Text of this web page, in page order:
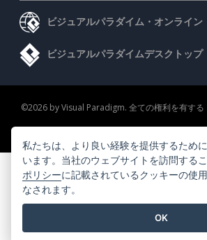
ビジュアルパラダイム・オンライン
ビジュアルパラダイムデスクトップ
©2026 by Visual Paradigm. 全ての権利を有する
プライバシーポリシー
Content Guidelines
私たちは、より良い経験を提供するため
います。当社のウェブサイトを訪問するこ
ポリシーに記載されているクッキーの使
なされます。
OK